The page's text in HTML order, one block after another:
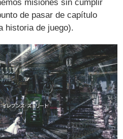
misiones sin cumplir
de pasar de capítulo
historia de juego).